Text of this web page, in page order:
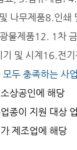
나무제품8.인
물제품12. 1차
및 시계16.전
두 충족하는 사
상공인에 해당
종이 지원 대상
제조업에 해당